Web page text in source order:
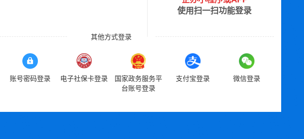
其他方式登录
账号密码登录 电子社保卡登录
国家政务服务平
台账号登录
支付宝登录 微信登录
使用扫一扫功能登录